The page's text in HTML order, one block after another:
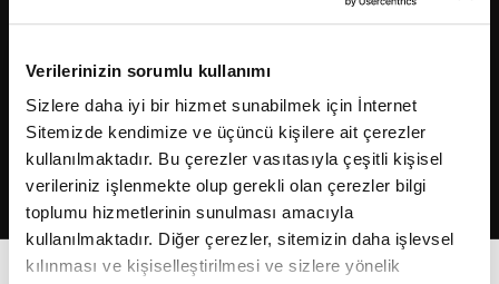
Verilerinizin sorumlu kullanımı
Sizlere daha iyi bir hizmet sunabilmek için İnternet
Sitemizde kendimize ve üçüncü kişilere ait çerezler
kullanılmaktadır. Bu çerezler vasıtasıyla çeşitli kişisel
verileriniz işlenmekte olup gerekli olan çerezler bilgi
toplumu hizmetlerinin sunulması amacıyla
kullanılmaktadır. Diğer çerezler, sitemizin daha işlevsel
kılınması ve kişiselleştirilmesi ve sizlere yönelik
2026Fikriyat. Tüm hakları saklıdır.